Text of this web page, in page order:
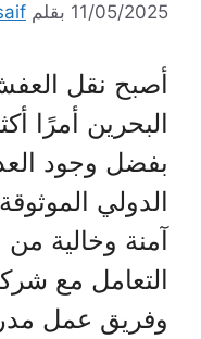
11/05/2025 بقلم
أصبح نقل
البحرين أمرًا
بفضل وجود
الدولي
آمنة وخالية
التعامل مع
وفريق عمل